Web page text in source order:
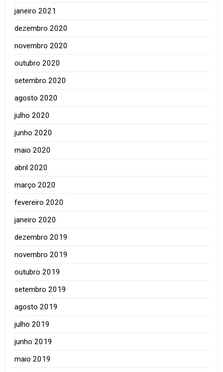
janeiro 2021
dezembro 2020
novembro 2020
outubro 2020
setembro 2020
agosto 2020
julho 2020
junho 2020
maio 2020
abril 2020
março 2020
fevereiro 2020
janeiro 2020
dezembro 2019
novembro 2019
outubro 2019
setembro 2019
agosto 2019
julho 2019
junho 2019
maio 2019